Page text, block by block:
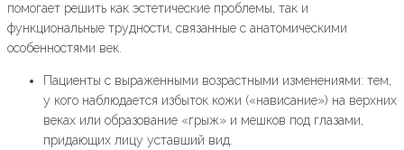
помогает решить как эстетические проблемы, так и
функциональные трудности, связанные с анатомическими
особенностями век.
Пациенты с выраженными возрастными изменениями: тем,
у кого наблюдается избыток кожи («нависание») на верхних
веках или образование «грыж» и мешков под глазами,
придающих лицу уставший вид.